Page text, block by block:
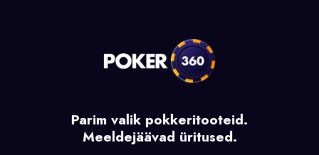
Parim valik pokkeritooteid.
Meeldejäävad üritused.